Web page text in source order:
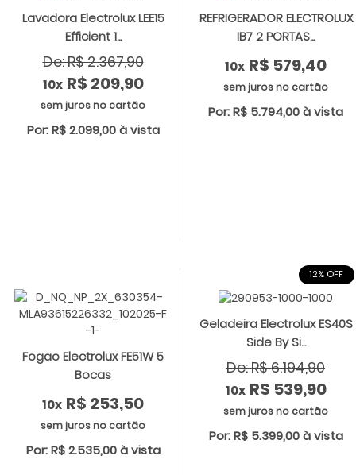
Lavadora Electrolux LEE15
Efficient 1...
De: R$ 2.367,90
10x R$ 209,90
sem juros no cartão
Por: R$ 2.099,00 à vista
REFRIGERADOR ELECTROLUX
IB7 2 PORTAS...
10x R$ 579,40
sem juros no cartão
Por: R$ 5.794,00 à vista
Fogao Electrolux FE51W 5
Bocas
10x R$ 253,50
sem juros no cartão
Por: R$ 2.535,00 à vista
12% OFF
Geladeira Electrolux ES40S
Side By Si...
De: R$ 6.194,90
10x R$ 539,90
sem juros no cartão
Por: R$ 5.399,00 à vista